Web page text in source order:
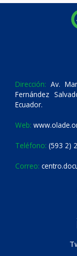
Dirección: Av.
Fernández
Ecuador.
Web:
Teléfono: (593 2)
Correo: